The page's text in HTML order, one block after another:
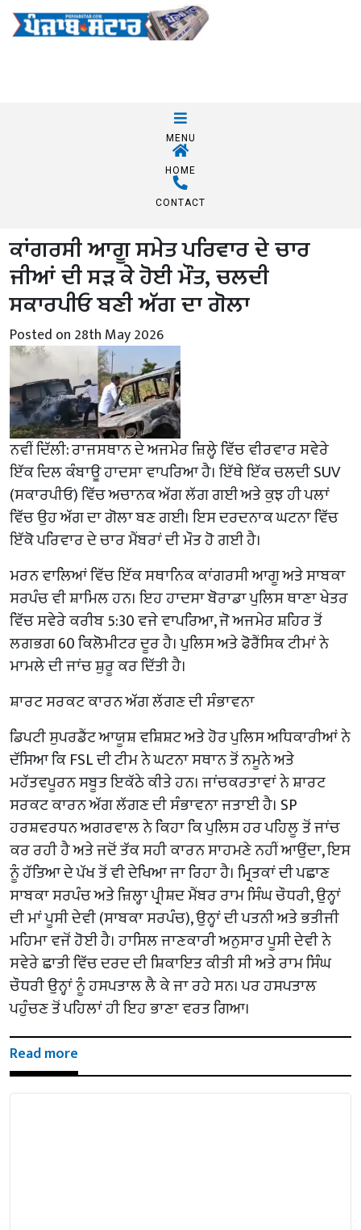
MENU
HOME
CONTACT
ਕਾਂਗਰਸੀ ਆਗੂ ਸਮੇਤ ਪਰਿਵਾਰ ਦੇ ਚਾਰ
ਜੀਆਂ ਦੀ ਸੜ ਕੇ ਹੋਈ ਮੌਤ, ਚਲਦੀ
ਸਕਾਰਪੀਓ ਬਣੀ ਅੱਗ ਦਾ ਗੋਲਾ
Posted on 28th May 2026
ਨਵੀਂ ਦਿੱਲੀ: ਰਾਜਸਥਾਨ ਦੇ ਅਜਮੇਰ ਜ਼ਿਲ੍ਹੇ ਵਿੱਚ ਵੀਰਵਾਰ ਸਵੇਰੇ
ਇੱਕ ਦਿਲ ਕੰਬਾਊ ਹਾਦਸਾ ਵਾਪਰਿਆ ਹੈ। ਇੱਥੇ ਇੱਕ ਚਲਦੀ SUV
(ਸਕਾਰਪੀਓ) ਵਿੱਚ ਅਚਾਨਕ ਅੱਗ ਲੱਗ ਗਈ ਅਤੇ ਕੁਝ ਹੀ ਪਲਾਂ
ਵਿੱਚ ਉਹ ਅੱਗ ਦਾ ਗੋਲਾ ਬਣ ਗਈ। ਇਸ ਦਰਦਨਾਕ ਘਟਨਾ ਵਿੱਚ
ਇੱਕੋ ਪਰਿਵਾਰ ਦੇ ਚਾਰ ਮੈਂਬਰਾਂ ਦੀ ਮੌਤ ਹੋ ਗਈ ਹੈ।
ਮਰਨ ਵਾਲਿਆਂ ਵਿੱਚ ਇੱਕ ਸਥਾਨਿਕ ਕਾਂਗਰਸੀ ਆਗੂ ਅਤੇ ਸਾਬਕਾ
ਸਰਪੰਚ ਵੀ ਸ਼ਾਮਿਲ ਹਨ। ਇਹ ਹਾਦਸਾ ਬੋਰਾਡਾ ਪੁਲਿਸ ਥਾਣਾ ਖੇਤਰ
ਵਿੱਚ ਸਵੇਰੇ ਕਰੀਬ 5:30 ਵਜੇ ਵਾਪਰਿਆ, ਜੋ ਅਜਮੇਰ ਸ਼ਹਿਰ ਤੋਂ
ਲਗਭਗ 60 ਕਿਲੋਮੀਟਰ ਦੂਰ ਹੈ। ਪੁਲਿਸ ਅਤੇ ਫੋਰੈਂਸਿਕ ਟੀਮਾਂ ਨੇ
ਮਾਮਲੇ ਦੀ ਜਾਂਚ ਸ਼ੁਰੂ ਕਰ ਦਿੱਤੀ ਹੈ।
ਸ਼ਾਰਟ ਸਰਕਟ ਕਾਰਨ ਅੱਗ ਲੱਗਣ ਦੀ ਸੰਭਾਵਨਾ
ਡਿਪਟੀ ਸੁਪਰਡੈਂਟ ਆਯੂਸ਼ ਵਸ਼ਿਸ਼ਟ ਅਤੇ ਹੋਰ ਪੁਲਿਸ ਅਧਿਕਾਰੀਆਂ ਨੇ
ਦੱਸਿਆ ਕਿ FSL ਦੀ ਟੀਮ ਨੇ ਘਟਨਾ ਸਥਾਨ ਤੋਂ ਨਮੂਨੇ ਅਤੇ
ਮਹੱਤਵਪੂਰਨ ਸਬੂਤ ਇਕੱਠੇ ਕੀਤੇ ਹਨ। ਜਾਂਚਕਰਤਾਵਾਂ ਨੇ ਸ਼ਾਰਟ
ਸਰਕਟ ਕਾਰਨ ਅੱਗ ਲੱਗਣ ਦੀ ਸੰਭਾਵਨਾ ਜਤਾਈ ਹੈ। SP
ਹਰਸ਼ਵਰਧਨ ਅਗਰਵਾਲ ਨੇ ਕਿਹਾ ਕਿ ਪੁਲਿਸ ਹਰ ਪਹਿਲੂ ਤੋਂ ਜਾਂਚ
ਕਰ ਰਹੀ ਹੈ ਅਤੇ ਜਦੋਂ ਤੱਕ ਸਹੀ ਕਾਰਨ ਸਾਹਮਣੇ ਨਹੀਂ ਆਉਂਦਾ, ਇਸ
ਨੂੰ ਹੱਤਿਆ ਦੇ ਪੱਖ ਤੋਂ ਵੀ ਦੇਖਿਆ ਜਾ ਰਿਹਾ ਹੈ। ਮ੍ਰਿਤਕਾਂ ਦੀ ਪਛਾਣ
ਸਾਬਕਾ ਸਰਪੰਚ ਅਤੇ ਜ਼ਿਲ੍ਹਾ ਪ੍ਰੀਸ਼ਦ ਮੈਂਬਰ ਰਾਮ ਸਿੰਘ ਚੌਧਰੀ, ਉਨ੍ਹਾਂ
ਦੀ ਮਾਂ ਪੂਸੀ ਦੇਵੀ (ਸਾਬਕਾ ਸਰਪੰਚ), ਉਨ੍ਹਾਂ ਦੀ ਪਤਨੀ ਅਤੇ ਭਤੀਜੀ
ਮਹਿਮਾ ਵਜੋਂ ਹੋਈ ਹੈ। ਹਾਸਿਲ ਜਾਣਕਾਰੀ ਅਨੁਸਾਰ ਪੂਸੀ ਦੇਵੀ ਨੇ
ਸਵੇਰੇ ਛਾਤੀ ਵਿੱਚ ਦਰਦ ਦੀ ਸ਼ਿਕਾਇਤ ਕੀਤੀ ਸੀ ਅਤੇ ਰਾਮ ਸਿੰਘ
ਚੌਧਰੀ ਉਨ੍ਹਾਂ ਨੂੰ ਹਸਪਤਾਲ ਲੈ ਕੇ ਜਾ ਰਹੇ ਸਨ। ਪਰ ਹਸਪਤਾਲ
ਪਹੁੰਚਣ ਤੋਂ ਪਹਿਲਾਂ ਹੀ ਇਹ ਭਾਣਾ ਵਰਤ ਗਿਆ।
Read more